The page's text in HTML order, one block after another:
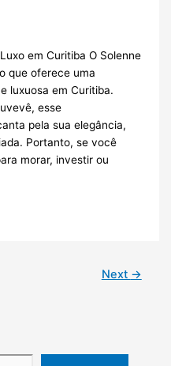
em Curitiba O Solenne
que oferece uma
luxuosa em Curitiba.
esse
pela sua elegância,
Portanto, se você
morar, investir ou
Next →